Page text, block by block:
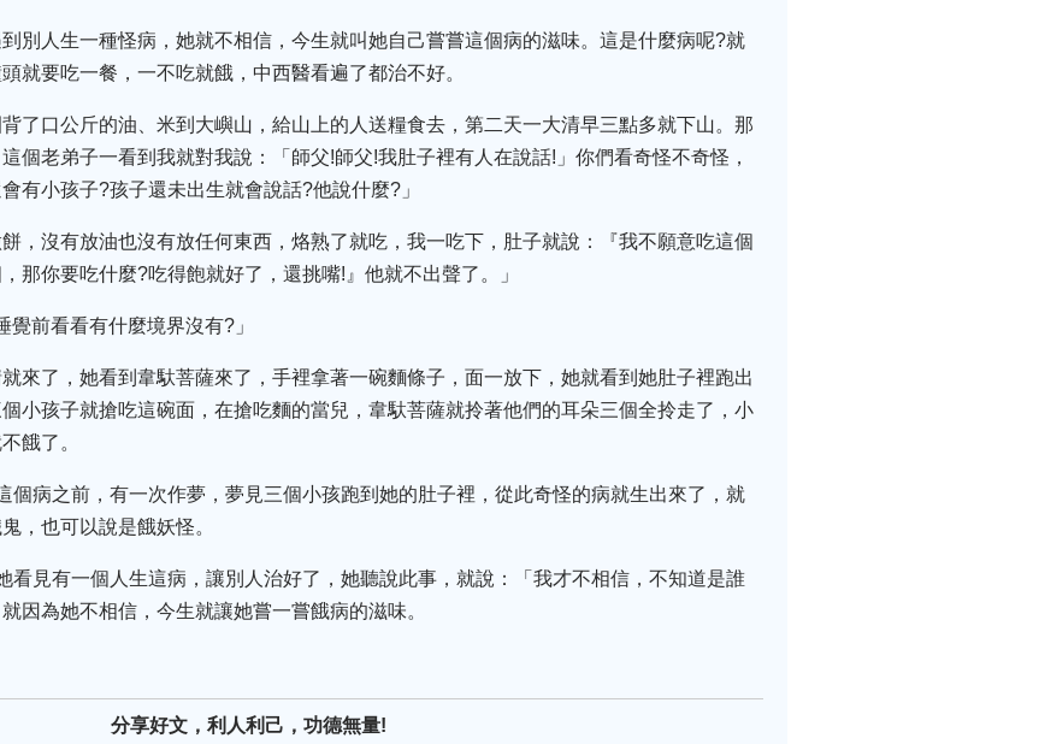
別人生一種怪病，她就不相信，今生就叫她自己嘗嘗這個病的滋味。這是什麼病呢?就
就要吃一餐，一不吃就餓，中西醫看遍了都治不好。
了口公斤的油、米到大嶼山，給山上的人送糧食去，第二天一大清早三點多就下山。那
個老弟子一看到我就對我說：「師父!師父!我肚子裡有人在說話!」你們看奇怪不奇怪，
有小孩子?孩子還未出生就會說話?他說什麼?」
，沒有放油也沒有放任何東西，烙熟了就吃，我一吃下，肚子就說：『我不願意吃這個
那你要吃什麼?吃得飽就好了，還挑嘴!』他就不出聲了。」
前看看有什麼境界沒有?」
來了，她看到韋馱菩薩來了，手裡拿著一碗麵條子，面一放下，她就看到她肚子裡跑出
小孩子就搶吃這碗面，在搶吃麵的當兒，韋馱菩薩就拎著他們的耳朵三個全拎走了，小
餓了。
個病之前，有一次作夢，夢見三個小孩跑到她的肚子裡，從此奇怪的病就生出來了，就
，也可以說是餓妖怪。
看見有一個人生這病，讓別人治好了，她聽說此事，就說：「我才不相信，不知道是誰
因為她不相信，今生就讓她嘗一嘗餓病的滋味。
分享好文，利人利己，功德無量!